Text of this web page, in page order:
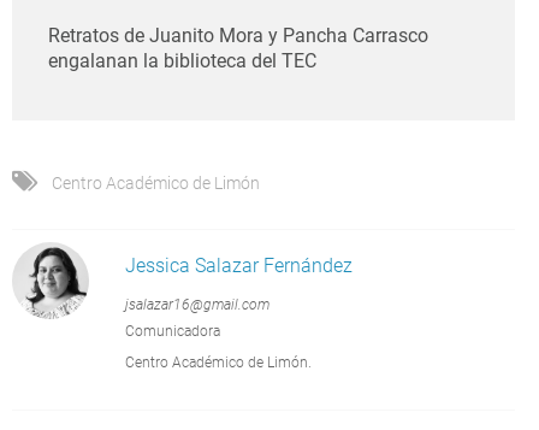
Retratos de Juanito Mora y Pancha Carrasco
engalanan la biblioteca del TEC
Centro Académico de Limón
Jessica Salazar Fernández
jsalazar16@gmail.com
Comunicadora
Centro Académico de Limón.